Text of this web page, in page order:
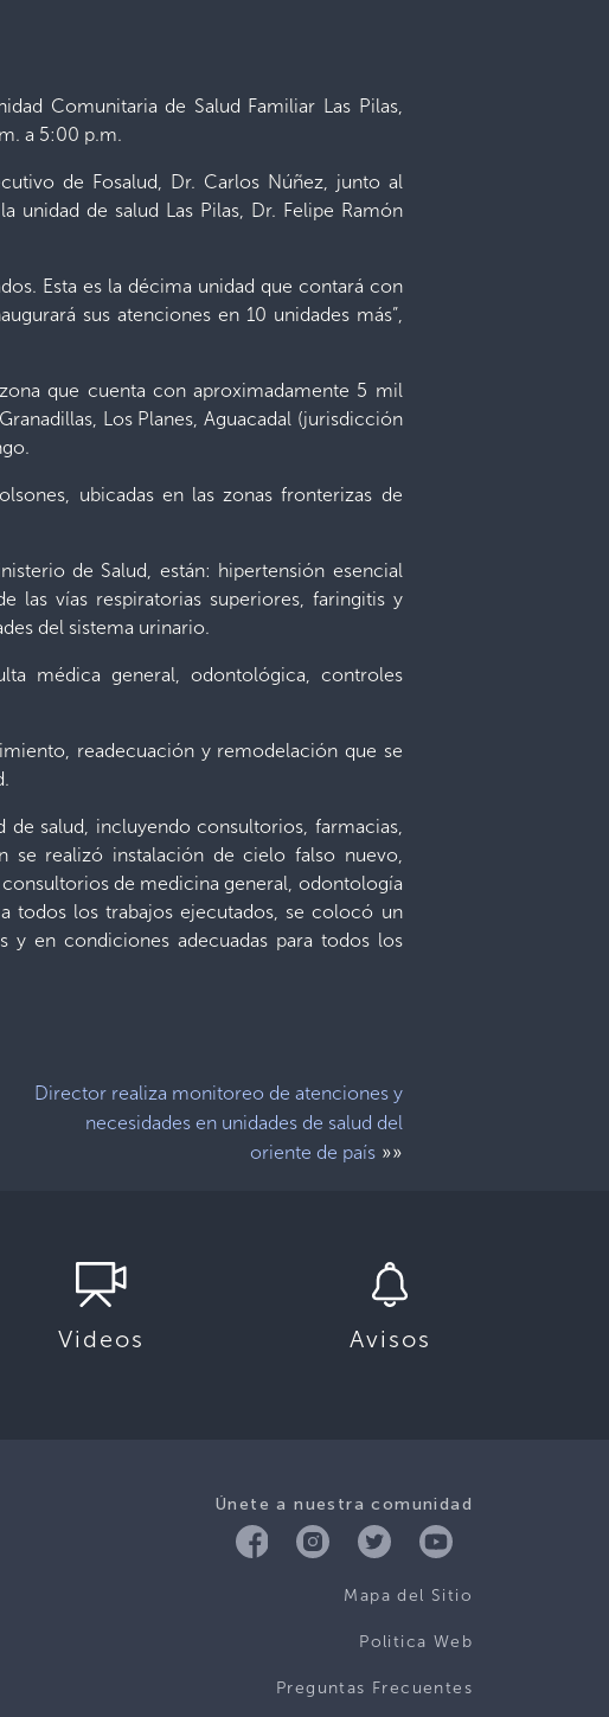
Comunitaria de Salud Familiar Las Pilas,
a 5:00 p.m.
de Fosalud, Dr. Carlos Núñez, junto al
de salud Las Pilas, Dr. Felipe Ramón
Esta es la décima unidad que contará con
sus atenciones en 10 unidades más”,
que cuenta con aproximadamente 5 mil
Los Planes, Aguacadal (jurisdicción
ubicadas en las zonas fronterizas de
de Salud, están: hipertensión esencial
las vías respiratorias superiores, faringitis y
del sistema urinario.
médica general, odontológica, controles
readecuación y remodelación que se
de salud, incluyendo consultorios, farmacias,
se realizó instalación de cielo falso nuevo,
de medicina general, odontología
todos los trabajos ejecutados, se colocó un
y en condiciones adecuadas para todos los
Director realiza monitoreo de atenciones y
necesidades en unidades de salud del
oriente de país»»
Videos Avisos
Únete a nuestra comunidad
Mapa del Sitio
Politica Web
Preguntas Frecuentes